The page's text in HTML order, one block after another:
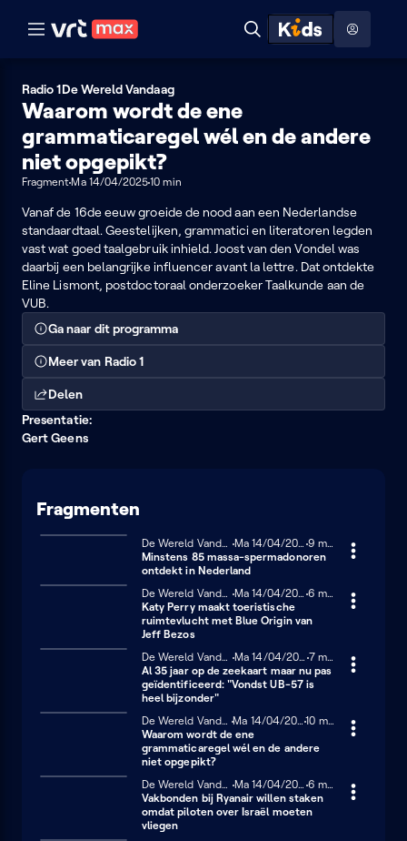
Naar hoofdinhoud Naar audiodescriptie Naar help
Zoeken
ontdekken
Radio 1De Wereld Vandaag
Waarom wordt de ene
grammaticaregel wél en de andere
niet opgepikt?
FragmentMa 14/04/202510 min
Vanaf de 16de eeuw groeide de nood aan een Nederlandse
standaardtaal. Geestelijken, grammatici en literatoren legden
vast wat goed taalgebruik inhield. Joost van den Vondel was
daarbij een belangrijke influencer avant la lettre. Dat ontdekte
Eline Lismont, postdoctoraal onderzoeker Taalkunde aan de
VUB.
Ga naar dit programma
Meer van Radio 1
Delen
Presentatie:
Gert Geens
Fragmenten
De Wereld Vandaag Maandag 14 april 2025
Ma 14/04/2025 9 minuten
9 min
Minstens 85 massa-spermadonoren
ontdekt in Nederland
De Wereld Vandaag Maandag 14 april 2025
Ma 14/04/2025 6 minuten
6 min
Katy Perry maakt toeristische
ruimtevlucht met Blue Origin van
Jeff Bezos
De Wereld Vandaag
Maandag 14 april 2025
Ma 14/04/2025 7 minuten
7 min
Al 35 jaar op de zeekaart maar nu pas
geïdentificeerd: "Vondst UB-57 is
heel bijzonder"
De Wereld Vandaag Maandag 14 april 2025
Ma 14/04/2025 10 minuten
10 min
Waarom wordt de ene
grammaticaregel wél en de andere
niet opgepikt?
De Wereld Vandaag Maandag 14 april 2025
Ma 14/04/2025 6 minuten
6 min
Vakbonden bij Ryanair willen staken
omdat piloten over Israël moeten
vliegen